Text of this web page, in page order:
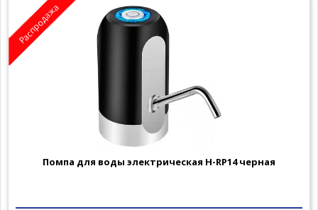
Популярно
Распродажа
Помпа для воды электрическая H-RP14 черная